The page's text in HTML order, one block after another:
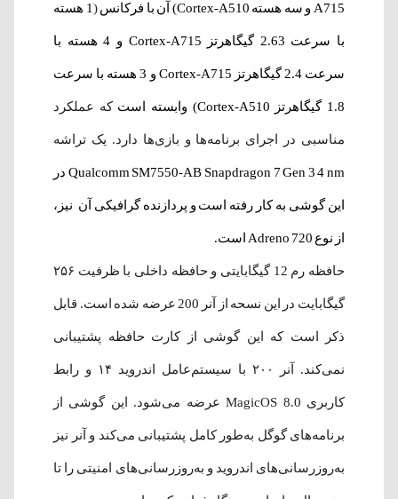
A715 و سه هسته Cortex-A510) آن با فرکانس ( 1 هسته
با سرعت 2.63 گیگاهرتز Cortex-A715 و 4 هسته با
سرعت 2.4 گیگاهرتز Cortex-A715 و 3 هسته با سرعت
1.8 گیگاهرتز Cortex-A510) وابسته است که عملکرد
مناسبی در اجرای برنامه‌ها و بازی‌ها دارد. یک تراشه
Qualcomm SM7550-AB Snapdragon 7 Gen 3 4 nm در
این گوشی به کار رفته است و پردازنده گرافیکی آن نیز،
از نوع Adreno 720 است.
حافظه رم 12 گیگابایتی و حافظه داخلی با ظرفیت‌ ۲۵۶
گیگابایت در این نسحه از آنر 200 عرضه شده است. قابل
ذکر است که این گوشی از کارت حافظه پشتیبانی
نمی‌کند. آنر ۲۰۰ با سیستم‌عامل اندروید ۱۴ و رابط
کاربری MagicOS 8.0 عرضه می‌شود. این گوشی از
برنامه‌های گوگل به‌طور کامل پشتیبانی می‌کند و آنر نیز
به‌روزرسانی‌های اندروید و به‌روزرسانی‌های امنیتی را تا